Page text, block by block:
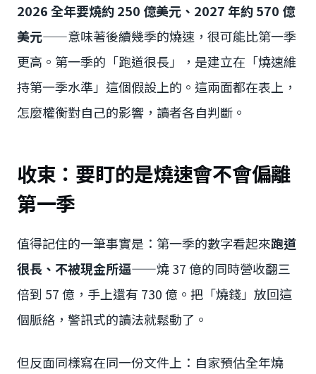
2026 全年要燒約 250 億美元、2027 年約 570 億
美元——意味著後續幾季的燒速，很可能比第一季
更高。第一季的「跑道很長」，是建立在「燒速維
持第一季水準」這個假設上的。這兩面都在表上，
怎麼權衡對自己的影響，讀者各自判斷。
收束：要盯的是燒速會不會偏離
第一季
值得記住的一筆事實是：第一季的數字看起來跑道
很長、不被現金所逼——燒 37 億的同時營收翻三
倍到 57 億，手上還有 730 億。把「燒錢」放回這
個脈絡，警訊式的讀法就鬆動了。
但反面同樣寫在同一份文件上：自家預估全年燒